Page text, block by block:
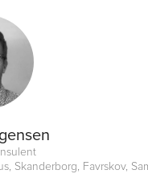
Skanderborg, Favrskov,